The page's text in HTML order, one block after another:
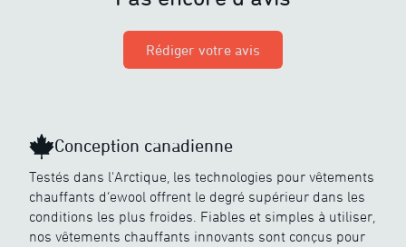
Rédiger votre avis
Conception canadienne
Testés dans l'Arctique, les technologies pour vêtements
chauffants d’ewool offrent le degré supérieur dans les
conditions les plus froides. Fiables et simples à utiliser,
nos vêtements chauffants innovants sont conçus pour